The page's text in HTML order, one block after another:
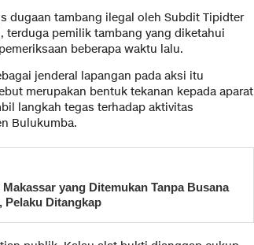
dugaan tambang ilegal oleh Subdit Tipidter
terduga pemilik tambang yang diketahui
beberapa waktu lalu.
jenderal lapangan pada aksi itu
merupakan bentuk tekanan kepada aparat
langkah tegas terhadap aktivitas
Bulukumba.
yang Ditemukan Tanpa Busana
Pelaku Ditangkap